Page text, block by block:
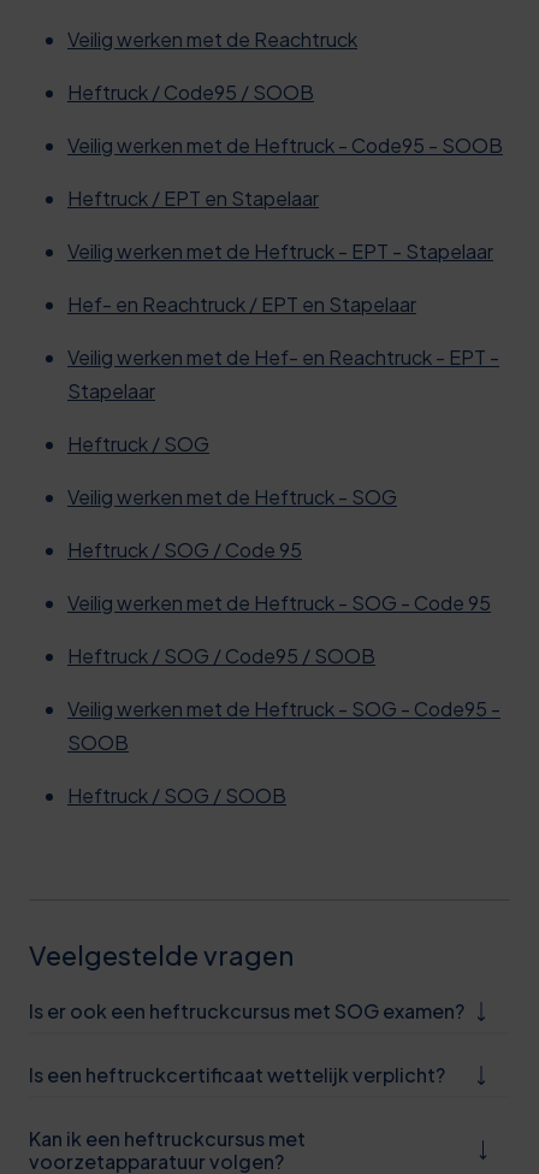
Veilig werken met de Reachtruck
Heftruck / Code95 / SOOB
Veilig werken met de Heftruck - Code95 - SOOB
Heftruck / EPT en Stapelaar
Veilig werken met de Heftruck - EPT - Stapelaar
Hef- en Reachtruck / EPT en Stapelaar
Veilig werken met de Hef- en Reachtruck - EPT -
Stapelaar
Heftruck / SOG
Veilig werken met de Heftruck - SOG
Heftruck / SOG / Code 95
Veilig werken met de Heftruck - SOG - Code 95
Heftruck / SOG / Code95 / SOOB
Veilig werken met de Heftruck - SOG - Code95 -
SOOB
Heftruck / SOG / SOOB
Veelgestelde vragen
Is er ook een heftruckcursus met SOG examen?
Is een heftruckcertificaat wettelijk verplicht?
Kan ik een heftruckcursus met
voorzetapparatuur volgen?